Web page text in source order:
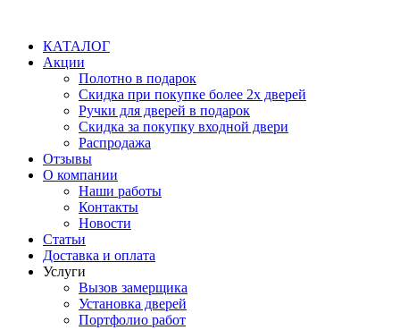
КАТАЛОГ
Акции
Полотно в подарок
Скидка при покупке более 2х дверей
Ручки для дверей в подарок
Скидка за покупку входной двери
Распродажа
Отзывы
О компании
Наши работы
Контакты
Новости
Статьи
Доставка и оплата
Услуги
Вызов замерщика
Установка дверей
Портфолио работ